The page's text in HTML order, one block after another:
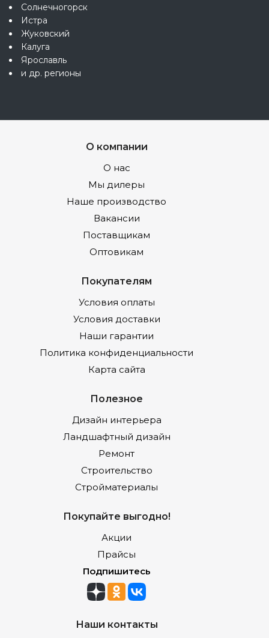
Солнечногорск
Истра
Жуковский
Калуга
Ярославль
и др. регионы
О компании
О нас
Мы дилеры
Наше производство
Вакансии
Поставщикам
Оптовикам
Покупателям
Условия оплаты
Условия доставки
Наши гарантии
Политика конфиденциальности
Карта сайта
Полезное
Дизайн интерьера
Ландшафтный дизайн
Ремонт
Строительство
Стройматериалы
Покупайте выгодно!
Акции
Прайсы
Подпишитесь
Наши контакты